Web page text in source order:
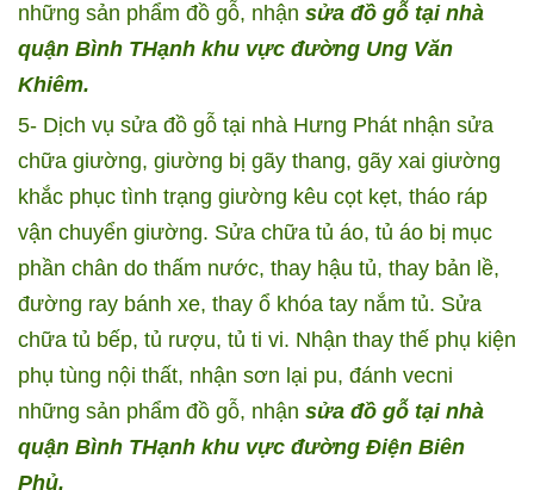
những sản phẩm đồ gỗ, nhận sửa đồ gỗ tại nhà
quận Bình THạnh khu vực đường Ung Văn
Khiêm.
5- Dịch vụ sửa đồ gỗ tại nhà Hưng Phát nhận sửa
chữa giường, giường bị gãy thang, gãy xai giường
khắc phục tình trạng giường kêu cọt kẹt, tháo ráp
vận chuyển giường. Sửa chữa tủ áo, tủ áo bị mục
phần chân do thấm nước, thay hậu tủ, thay bản lề,
đường ray bánh xe, thay ổ khóa tay nắm tủ. Sửa
chữa tủ bếp, tủ rượu, tủ ti vi. Nhận thay thế phụ kiện
phụ tùng nội thất, nhận sơn lại pu, đánh vecni
những sản phẩm đồ gỗ, nhận sửa đồ gỗ tại nhà
quận Bình THạnh khu vực đường Điện Biên
Phủ.